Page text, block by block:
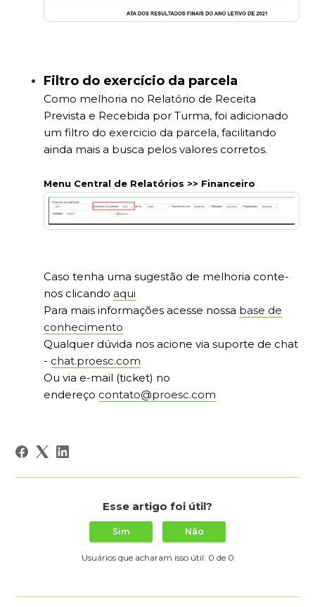
Filtro do exercício da parcela
Como melhoria no Relatório de Receita
Prevista e Recebida por Turma, foi adicionado
um filtro do exercicio da parcela, facilitando
ainda mais a busca pelos valores corretos.
Menu Central de Relatórios >> Financeiro
Caso tenha uma sugestão de melhoria conte-
nos clicando aqui
Para mais informações acesse nossa base de
conhecimento
Qualquer dúvida nos acione via suporte de chat
- chat.proesc.com
Ou via e-mail (ticket) no
endereço contato@proesc.com
Esse artigo foi útil?
Sim Não
Usuários que acharam isso útil: 0 de 0